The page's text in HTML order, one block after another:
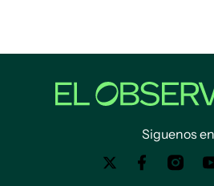
Siguenos